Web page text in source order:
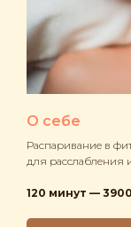
О себе
Распаривание в
для расслабления
120 минут —